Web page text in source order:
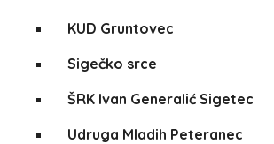
KUD Gruntovec
Sigečko srce
ŠRK Ivan Generalić Sigetec
Udruga Mladih Peteranec